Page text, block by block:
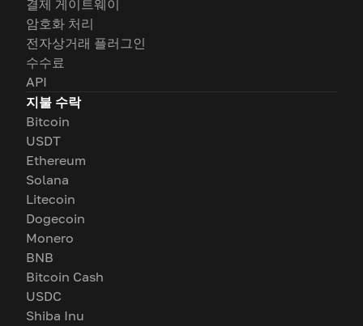
결제 게이트웨이
암호화 처리
전자상거래 플러그인
수수료
API
지불 수락
Bitcoin
USDT
Ethereum
Solana
Litecoin
Dogecoin
Monero
BNB
Bitcoin Cash
USDC
Shiba Inu